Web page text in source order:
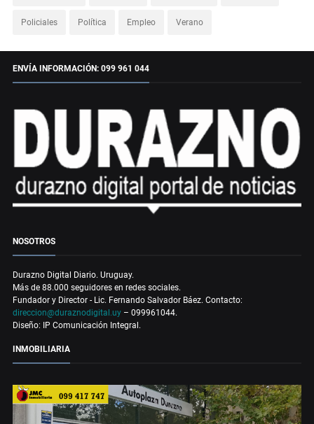
Policiales Política Empleo Verano
ENVÍA INFORMACIÓN: 099 961 044
NOSOTROS
Durazno Digital Diario. Uruguay.
Más de 88.000 seguidores en redes sociales.
Fundador y Director - Lic. Fernando Salvador Báez. Contacto:
direccion@duraznodigital.uy – 099961044.
Diseño: IP Comunicación Integral.
INMOBILIARIA